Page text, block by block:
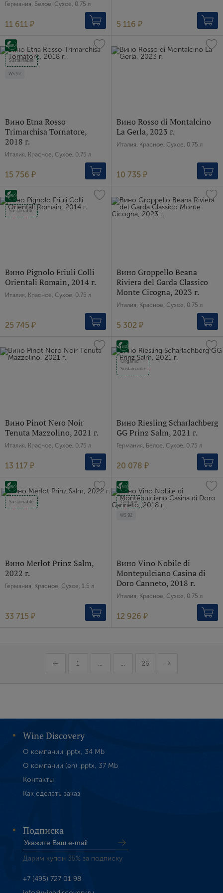
Германия, Белое, Сухое, 0.75 л
11 611 ₽ 5 116 ₽
Sustainable
WS 92
Вино Etna Rosso
Trimarchisa Tornatore,
2018 г.
Италия, Красное, Сухое, 0.75 л
15 756 ₽
Вино Rosso di Montalcino
La Gerla, 2023 г.
Италия, Красное, Сухое, 0.75 л
10 735 ₽
Sustainable
Вино Pignolo Friuli Colli
Orientali Romain, 2014 г.
Италия, Красное, Сухое, 0.75 л
25 745 ₽
Вино Groppello Beana
Riviera del Garda Classico
Monte Cicogna, 2023 г.
Италия, Красное, Сухое, 0.75 л
5 302 ₽
Вино Pinot Nero Noir
Tenuta Mazzolino, 2021 г.
Италия, Красное, Сухое, 0.75 л
13 117 ₽
Organic
Sustainable
Вино Riesling Scharlachberg
GG Prinz Salm, 2021 г.
Германия, Белое, Сухое, 0.75 л
20 078 ₽
Sustainable
Вино Merlot Prinz Salm,
2022 г.
Германия, Красное, Сухое, 1.5 л
33 715 ₽
Organic
WS 92
Вино Vino Nobile di
Montepulciano Casina di
Doro Canneto, 2018 г.
Италия, Красное, Сухое, 0.75 л
12 926 ₽
1 ... ... 26
Wine Discovery
О компании .pptx, 34 Mb
О компании (en) .pptx, 37 Mb
Контакты
Как сделать заказ
Подписка
Дарим купон 35% за подписку
+7 (495) 727 01 98
Зарегистрироваться